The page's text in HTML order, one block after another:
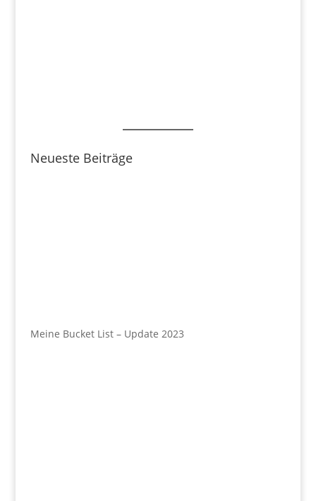
Neueste Beiträge
Meine Bucket List – Update 2023